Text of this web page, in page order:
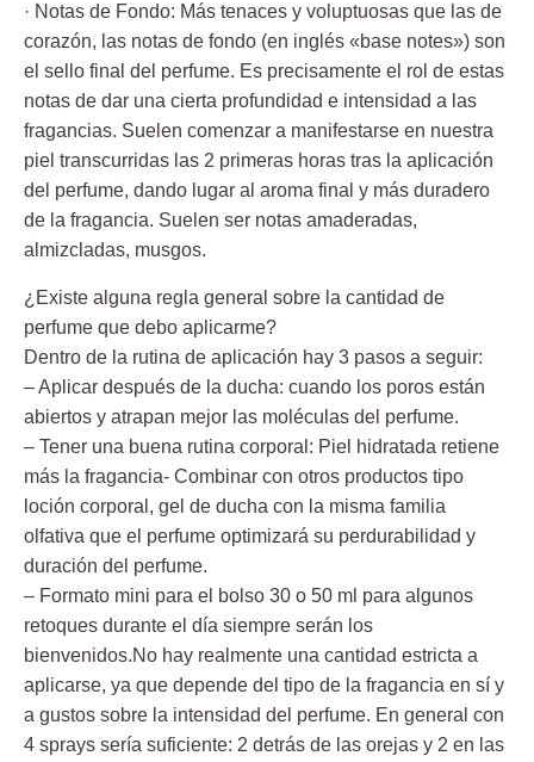
· Notas de Fondo: Más tenaces y voluptuosas que las de
corazón, las notas de fondo (en inglés «base notes») son
el sello final del perfume. Es precisamente el rol de estas
notas de dar una cierta profundidad e intensidad a las
fragancias. Suelen comenzar a manifestarse en nuestra
piel transcurridas las 2 primeras horas tras la aplicación
del perfume, dando lugar al aroma final y más duradero
de la fragancia. Suelen ser notas amaderadas,
almizcladas, musgos.
¿Existe alguna regla general sobre la cantidad de
perfume que debo aplicarme?
Dentro de la rutina de aplicación hay 3 pasos a seguir:
– Aplicar después de la ducha: cuando los poros están
abiertos y atrapan mejor las moléculas del perfume.
– Tener una buena rutina corporal: Piel hidratada retiene
más la fragancia- Combinar con otros productos tipo
loción corporal, gel de ducha con la misma familia
olfativa que el perfume optimizará su perdurabilidad y
duración del perfume.
– Formato mini para el bolso 30 o 50 ml para algunos
retoques durante el día siempre serán los
bienvenidos.No hay realmente una cantidad estricta a
aplicarse, ya que depende del tipo de la fragancia en sí y
a gustos sobre la intensidad del perfume. En general con
4 sprays sería suficiente: 2 detrás de las orejas y 2 en las